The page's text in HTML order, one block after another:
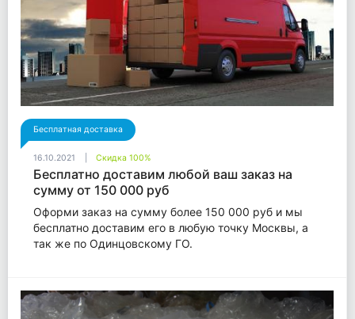
Бесплатная доставка
16.10.2021 Скидка 100%
Бесплатно доставим любой ваш заказ на
сумму от 150 000 руб
Оформи заказ на сумму более 150 000 руб и мы
бесплатно доставим его в любую точку Москвы, а
так же по Одинцовскому ГО.